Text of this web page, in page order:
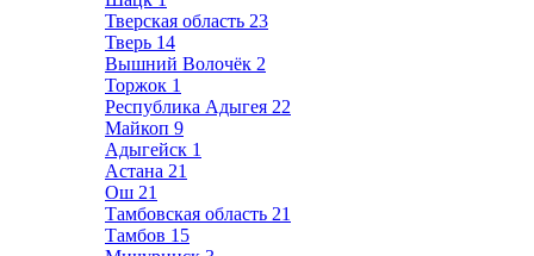
Тверская область 23
Тверь 14
Вышний Волочёк 2
Торжок 1
Республика Адыгея 22
Майкоп 9
Адыгейск 1
Астана 21
Ош 21
Тамбовская область 21
Тамбов 15